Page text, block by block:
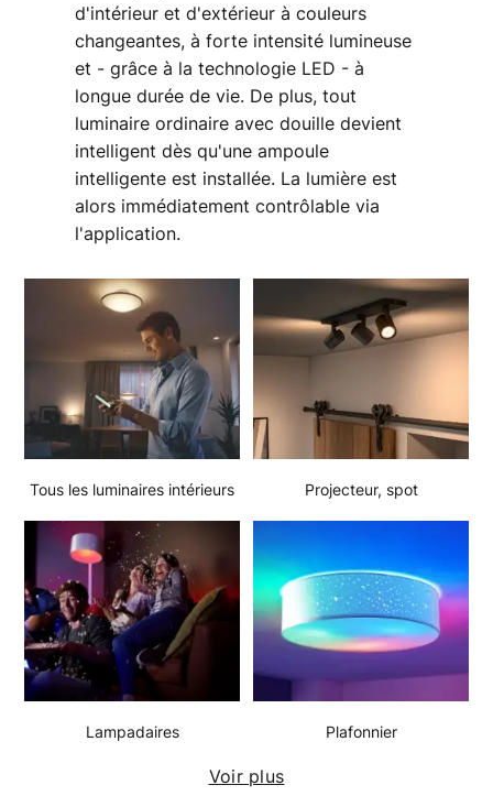
d'intérieur et d'extérieur à couleurs
changeantes, à forte intensité lumineuse
et - grâce à la technologie LED - à
longue durée de vie. De plus, tout
luminaire ordinaire avec douille devient
intelligent dès qu'une ampoule
intelligente est installée. La lumière est
alors immédiatement contrôlable via
l'application.
Tous les luminaires intérieurs Projecteur, spot
Lampadaires Plafonnier
Voir plus